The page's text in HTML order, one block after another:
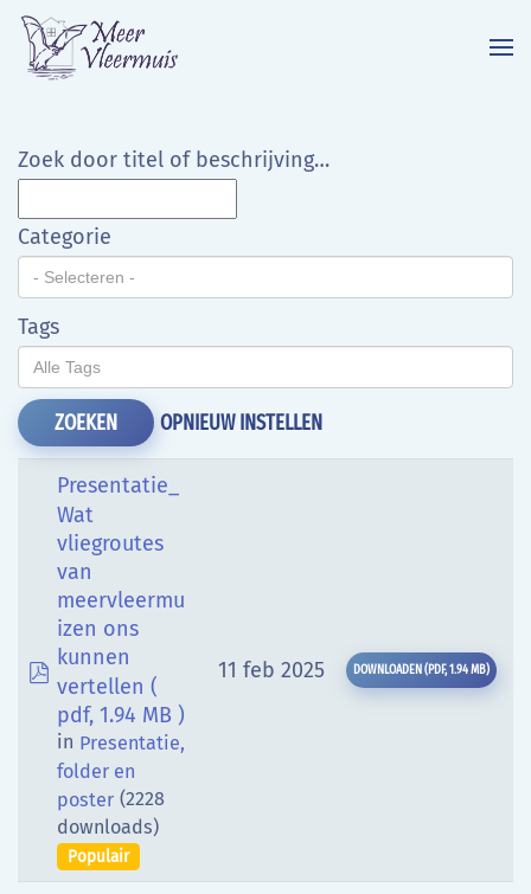
Terug naar hoofdinhoud
Zoek door titel of beschrijving…
Categorie
Tags
ZOEKEN OPNIEUW INSTELLEN
pdf
Presentatie_
Wat
vliegroutes
van
meervleermu
izen ons
kunnen
vertellen (
pdf, 1.94 MB )
in Presentatie,
folder en
poster (2228
downloads)
Populair
11 feb 2025 DOWNLOADEN (PDF,1.94 MB)